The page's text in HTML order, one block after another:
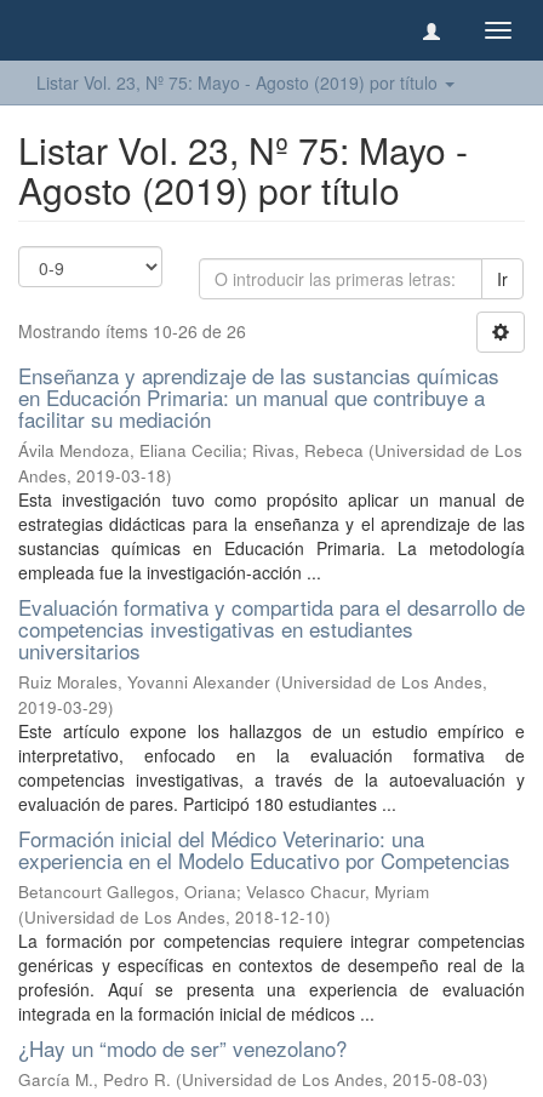
Listar Vol. 23, Nº 75: Mayo - Agosto (2019) por título
Listar Vol. 23, Nº 75: Mayo -
Agosto (2019) por título
Ir
Mostrando ítems 10-26 de 26
Enseñanza y aprendizaje de las sustancias químicas
en Educación Primaria: un manual que contribuye a
facilitar su mediación
Ávila Mendoza, Eliana Cecilia; Rivas, Rebeca (Universidad de Los
Andes, 2019-03-18)
Esta investigación tuvo como propósito aplicar un manual de
estrategias didácticas para la enseñanza y el aprendizaje de las
sustancias químicas en Educación Primaria. La metodología
empleada fue la investigación-acción ...
Evaluación formativa y compartida para el desarrollo de
competencias investigativas en estudiantes
universitarios
Ruiz Morales, Yovanni Alexander (Universidad de Los Andes,
2019-03-29)
Este artículo expone los hallazgos de un estudio empírico e
interpretativo, enfocado en la evaluación formativa de
competencias investigativas, a través de la autoevaluación y
evaluación de pares. Participó 180 estudiantes ...
Formación inicial del Médico Veterinario: una
experiencia en el Modelo Educativo por Competencias
Betancourt Gallegos, Oriana; Velasco Chacur, Myriam
(Universidad de Los Andes, 2018-12-10)
La formación por competencias requiere integrar competencias
genéricas y específicas en contextos de desempeño real de la
profesión. Aquí se presenta una experiencia de evaluación
integrada en la formación inicial de médicos ...
¿Hay un “modo de ser” venezolano?
García M., Pedro R. (Universidad de Los Andes, 2015-08-03)